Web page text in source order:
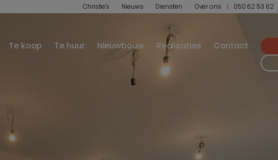
Christie's Nieuws Diensten Over ons 050 62 53 62
Te koop Te huur Nieuwbouw Realisaties Contact